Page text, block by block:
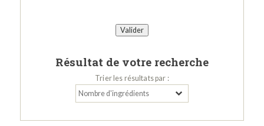
Résultat de votre recherche
Trier les résultats par :